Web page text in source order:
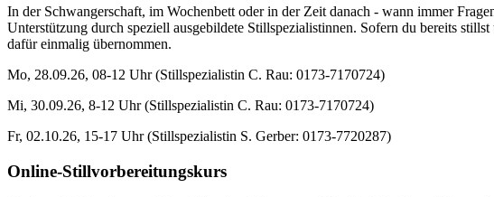
In der Schwangerschaft, im Wochenbett oder in der Zeit danach - wann immer
Unterstützung durch speziell ausgebildete Stillspezialistinnen. Sofern du bereits
dafür einmalig übernommen.
Mo, 28.09.26, 08-12 Uhr (Stillspezialistin C. Rau: 0173-7170724)
Mi, 30.09.26, 8-12 Uhr (Stillspezialistin C. Rau: 0173-7170724)
Fr, 02.10.26, 15-17 Uhr (Stillspezialistin S. Gerber: 0173-7720287)
Online-Stillvorbereitungskurs